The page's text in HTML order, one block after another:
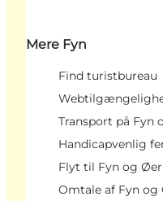
Mere Fyn
Find turistbureau
Transport på Fyn
Handicapvenlig
Flyt til Fyn og
Omtale af Fyn og